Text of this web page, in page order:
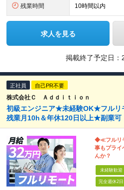
残業時間 10時間以内
求人を見る
掲載終了予定日：
正社員 自己PR不要
株式会社Ｃ Ａｄｄｉｔｉｏｎ
初級エンジニア★未経験OK★フル
残業月10h＆年休120日以上★副業可
◆≪フルリ
事もプライ
んか？
未経験歓迎
完全週休2日